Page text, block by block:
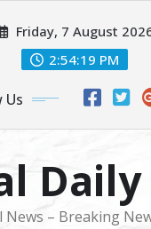
Friday, 7 August
2:54:21 PM
Us
News – Breaking